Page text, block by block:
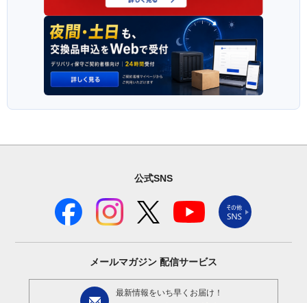
公式SNS
メールマガジン 配信サービス
最新情報をいち早くお届け！